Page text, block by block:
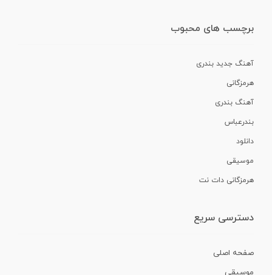
برچسب های محبوب
آهنگ جدید بندری
هرمزگانی
آهنگ بندری
بندرعباس
دانلود
موسیقی
هرمزگانی دات نت
دسترسی سریع
صفحه اصلی
موسیقی